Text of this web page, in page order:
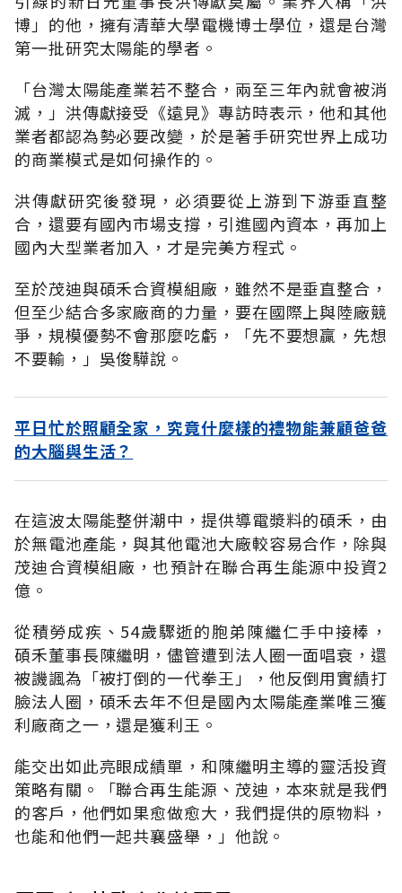
博」的他，擁有清華大學電機博士學位，還是台灣
第一批研究太陽能的學者。
「台灣太陽能產業若不整合，兩至三年內就會被消
滅，」洪傳獻接受《遠見》專訪時表示，他和其他
業者都認為勢必要改變，於是著手研究世界上成功
的商業模式是如何操作的。
洪傳獻研究後發現，必須要從上游到下游垂直整
合，還要有國內市場支撐，引進國內資本，再加上
國內大型業者加入，才是完美方程式。
至於茂迪與碩禾合資模組廠，雖然不是垂直整合，
但至少結合多家廠商的力量，要在國際上與陸廠競
爭，規模優勢不會那麼吃虧，「先不要想贏，先想
不要輸，」吳俊驊說。
平日忙於照顧全家，究竟什麼樣的禮物能兼顧爸爸
的大腦與生活？
在這波太陽能整併潮中，提供導電漿料的碩禾，由
於無電池產能，與其他電池大廠較容易合作，除與
茂迪合資模組廠，也預計在聯合再生能源中投資2
億。
從積勞成疾、54歲驟逝的胞弟陳繼仁手中接棒，
碩禾董事長陳繼明，儘管遭到法人圈一面唱衰，還
被譏諷為「被打倒的一代拳王」，他反倒用實績打
臉法人圈，碩禾去年不但是國內太陽能產業唯三獲
利廠商之一，還是獲利王。
能交出如此亮眼成績單，和陳繼明主導的靈活投資
策略有關。「聯合再生能源、茂迪，本來就是我們
的客戶，他們如果愈做愈大，我們提供的原物料，
也能和他們一起共襄盛舉，」他說。